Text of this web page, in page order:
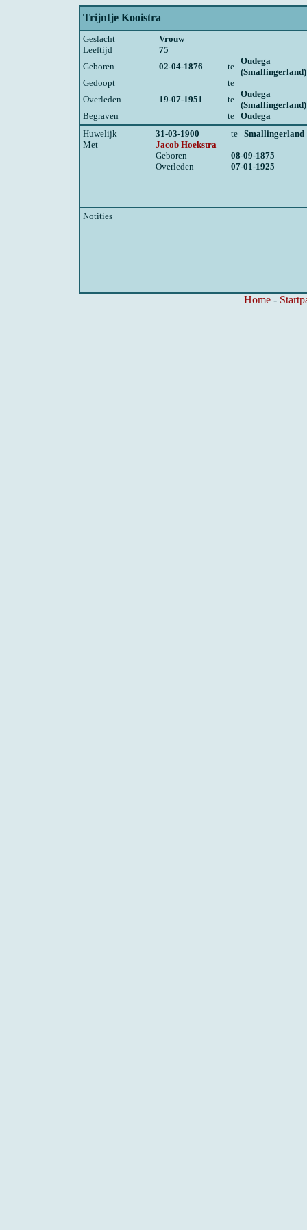
Trijntje Kooistra
Geslacht
Vrouw
Leeftijd
75
Geboren
02-04-1876 te
Oudega
(Smallingerland)
Gedoopt
te
Overleden
19-07-1951 te
Oudega
(Smallingerland)
Begraven
te Oudega
Huwelijk
31-03-1900 te Smallingerland
Met
Jacob Hoekstra
Geboren
08-09-1875
Overleden
07-01-1925
Notities
Home-